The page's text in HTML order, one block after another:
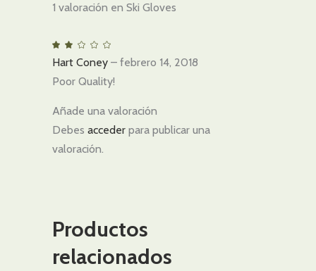
1 valoración en Ski Gloves
2
de
Hart Coney – febrero 14, 2018
Poor Quality!
Añade una valoración
Debes acceder para publicar una
valoración.
Productos
relacionados